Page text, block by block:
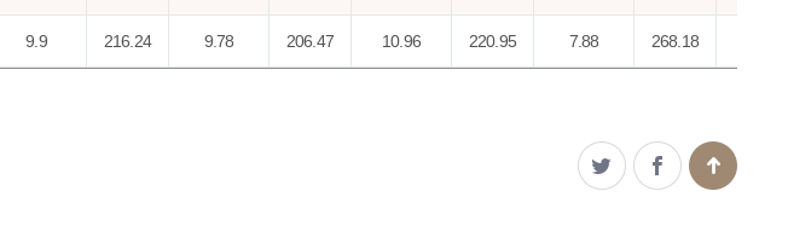
9.9 216.24 9.78 206.47 10.96 220.95 7.88 268.18
0.65 24.56